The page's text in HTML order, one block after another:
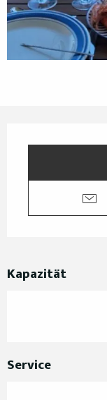
Kapazität
Service